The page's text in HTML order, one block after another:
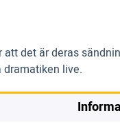
det är deras
live.